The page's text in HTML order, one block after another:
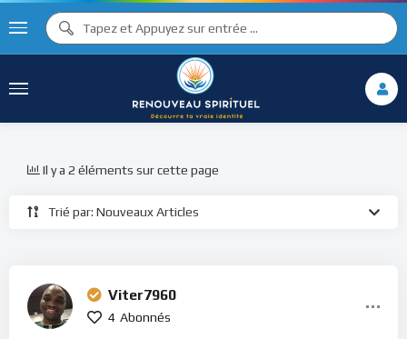
Trié par: Nouveaux Articles
Il y a 2 éléments sur cette page
Viter7960
4 Abonnés